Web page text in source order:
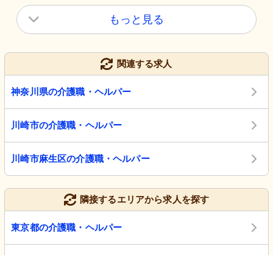
もっと見る
関連する求人
神奈川県の介護職・ヘルパー
川崎市の介護職・ヘルパー
川崎市麻生区の介護職・ヘルパー
隣接するエリアから求人を探す
東京都の介護職・ヘルパー